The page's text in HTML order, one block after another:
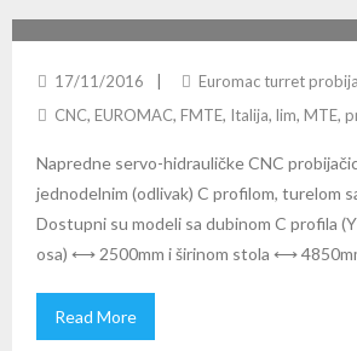
17/11/2016 Euromac turret
CNC, EUROMAC, FMTE, Italija, lim, MTE,
Napredne servo-hidrauličke CNC
jednodelnim (odlivak) C profilom, turelom
Dostupni su modeli sa dubinom C profila
osa) ⟷ 2500mm i širinom stola ⟷
Read More